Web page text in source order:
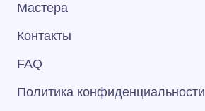
Мастера
Контакты
FAQ
Политика конфиденциальности